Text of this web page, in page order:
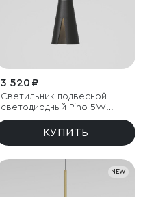
3 520 ₽
Светильник подвесной
светодиодный Pino 5W
4000K черный
КУПИТЬ
NEW